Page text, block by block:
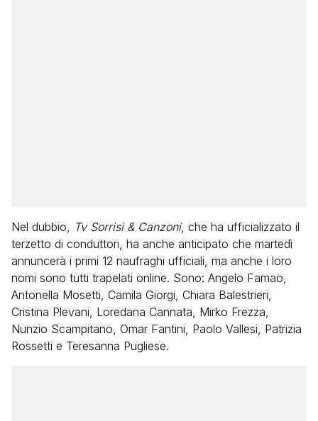
Nel dubbio, Tv Sorrisi & Canzoni, che ha ufficializzato il
terzetto di conduttori, ha anche anticipato che martedì
annuncerà i primi 12 naufraghi ufficiali, ma anche i loro
nomi sono tutti trapelati online. Sono: Angelo Famao,
Antonella Mosetti, Camila Giorgi, Chiara Balestrieri,
Cristina Plevani, Loredana Cannata, Mirko Frezza,
Nunzio Scampitano, Omar Fantini, Paolo Vallesi, Patrizia
Rossetti e Teresanna Pugliese.